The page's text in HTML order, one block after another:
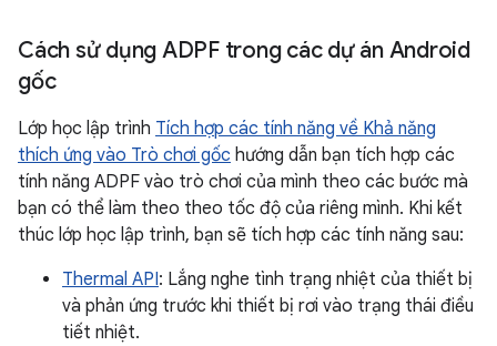
Cách sử dụng ADPF trong các dự án Android
gốc
Lớp học lập trình Tích hợp các tính năng về Khả năng
thích ứng vào Trò chơi gốc hướng dẫn bạn tích hợp các
tính năng ADPF vào trò chơi của mình theo các bước mà
bạn có thể làm theo theo tốc độ của riêng mình. Khi kết
thúc lớp học lập trình, bạn sẽ tích hợp các tính năng sau:
Thermal API: Lắng nghe tình trạng nhiệt của thiết bị
và phản ứng trước khi thiết bị rơi vào trạng thái điều
tiết nhiệt.